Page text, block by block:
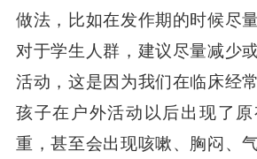
做法，比如在发作期的时候尽
对于学生人群，建议尽量减少
活动，这是因为我们在临床经
孩子在户外活动以后出现了
重，甚至会出现咳嗽、胸闷、